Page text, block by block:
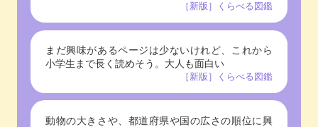
［新版］くらべる図鑑
まだ興味があるページは少ないけれど、これから
小学生まで長く読めそう。大人も面白い
［新版］くらべる図鑑
動物の大きさや、都道府県や国の広さの順位に興